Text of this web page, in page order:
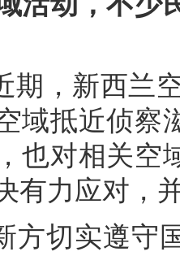
期，新西兰
域抵近侦察
也对相关空
有力应对，
方切实遵守